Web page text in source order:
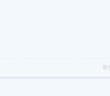
举